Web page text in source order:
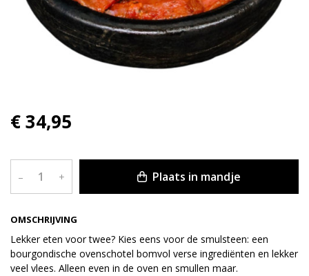
OMSCHRIJVING
Lekker eten voor twee? Kies eens voor de smulsteen: een
bourgondische ovenschotel bomvol verse ingrediënten en lekker
veel vlees. Alleen even in de oven en smullen maar.
€ 34,95
– + Plaats in mandje